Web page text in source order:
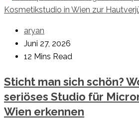
aryan
Juni 27, 2026
12 Mins Read
Sticht man sich schön?
seriöses Studio für
Wien erkennen